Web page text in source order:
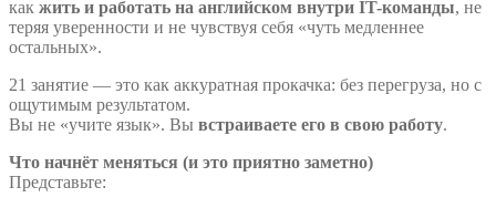
как жить и работать на английском внутри IT-команды, не
теряя уверенности и не чувствуя себя «чуть медленнее
остальных».
21 занятие — это как аккуратная прокачка: без перегруза, но с
ощутимым результатом.
Вы не «учите язык». Вы встраиваете его в свою работу.
Что начнёт меняться (и это приятно заметно)
Представьте: